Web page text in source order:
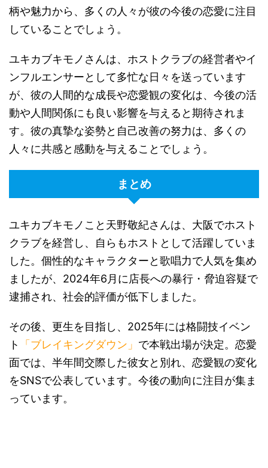
柄や魅力から、多くの人々が彼の今後の恋愛に注目
していることでしょう。
ユキカブキモノさんは、ホストクラブの経営者やイ
ンフルエンサーとして多忙な日々を送っています
が、彼の人間的な成長や恋愛観の変化は、今後の活
動や人間関係にも良い影響を与えると期待されま
す。彼の真摯な姿勢と自己改善の努力は、多くの
人々に共感と感動を与えることでしょう。
まとめ
ユキカブキモノこと天野敬紀さんは、大阪でホスト
クラブを経営し、自らもホストとして活躍していま
した。個性的なキャラクターと歌唱力で人気を集め
ましたが、2024年6月に店長への暴行・脅迫容疑で
逮捕され、社会的評価が低下しました。
その後、更生を目指し、2025年には格闘技イベン
ト
「ブレイキングダウン」 で本戦出場が決定。恋愛
面では、半年間交際した彼女と別れ、恋愛観の変化
をSNSで公表しています。今後の動向に注目が集ま
っています。